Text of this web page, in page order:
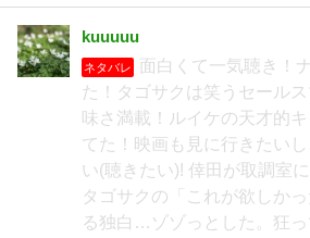
kuuuuu
ネタバレ
面白くて一気聴き！
た！タゴサクは笑うセール
味さ満載！ルイケの天才的
てた！映画も見に行きたい
い(聴きたい)! 倖田が取調室
タゴサクの「これが欲しか
る独白…ゾゾっとした。狂